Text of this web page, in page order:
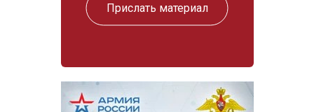
Прислать материал